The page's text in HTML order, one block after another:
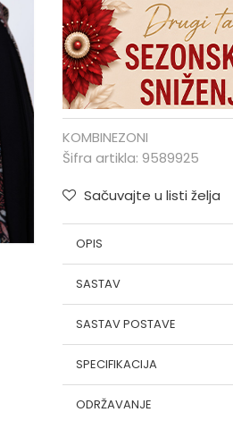
KOMBINEZONI
Šifra artikla: 9589925
Sačuvajte u listi želja
OPIS
SASTAV
SASTAV POSTAVE
SPECIFIKACIJA
ODRŽAVANJE